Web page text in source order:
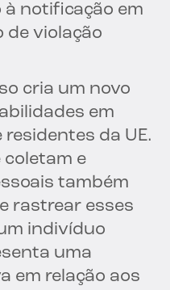
à notificação em
de violação
cria um novo
em
da UE.
coletam e
também
rastrear esses
indivíduo
uma
em relação aos